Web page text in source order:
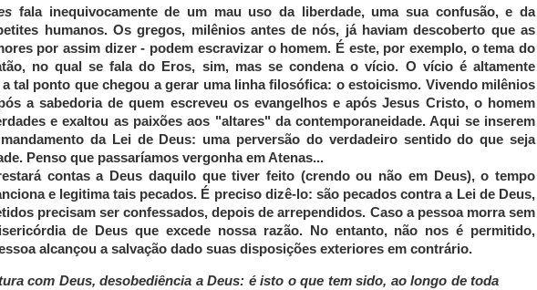
fala inequivocamente de um mau uso da liberdade, uma sua confusão, e da
humanos. Os gregos, milênios antes de nós, já haviam descoberto que as
por assim dizer - podem escravizar o homem. É este, por exemplo, o tema do
no qual se fala do Eros, sim, mas se condena o vício. O vício é altamente
tal ponto que chegou a gerar uma linha filosófica: o estoicismo. Vivendo milênios
a sabedoria de quem escreveu os evangelhos e após Jesus Cristo, o homem
e exaltou as paixões aos "altares" da contemporaneidade. Aqui se inserem
da Lei de Deus: uma perversão do verdadeiro sentido do que seja
Penso que passaríamos vergonha em Atenas...
contas a Deus daquilo que tiver feito (crendo ou não em Deus), o tempo
e legitima tais pecados. É preciso dizê-lo: são pecados contra a Lei de Deus,
precisam ser confessados, depois de arrependidos. Caso a pessoa morra sem
de Deus que excede nossa razão. No entanto, não nos é permitido,
alcançou a salvação dado suas disposições exteriores em contrário.
com Deus, desobediência a Deus: é isto o que tem sido, ao longo de toda